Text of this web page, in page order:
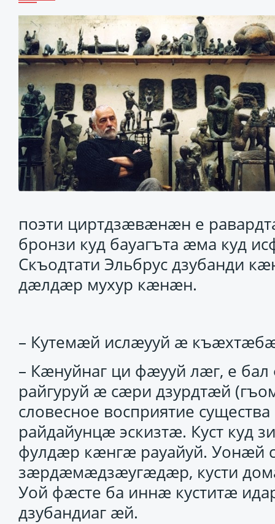
поэти циртдзӕвӕнӕн е
бронзи куд бауагъта ӕма куд
Скъодтати Эльбрус дзубанди
дӕлдӕр мухур кӕнӕн.
– Кутемӕй ислӕууй ӕ
– Кӕнуйнаг ци фӕууй лӕг, е
райгуруй ӕ сӕри дзурдтӕй
словесное восприятие
райдайунцӕ эскизтӕ. Куст куд
фулдӕр кӕнгӕ рауайуй. Уонӕй
зӕрдӕмӕдзӕугӕдӕр, кусти
Уой фӕсте ба иннӕ куститӕ
дзубандиаг ӕй.